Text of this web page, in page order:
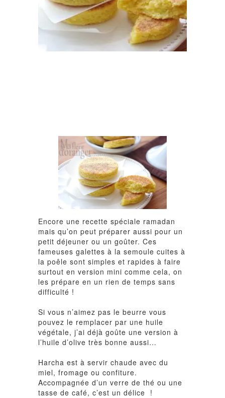
Encore une recette spéciale ramadan
mais qu’on peut préparer aussi pour un
petit déjeuner ou un goûter. Ces
fameuses galettes à la semoule cuites à
la poêle sont simples et rapides à faire
surtout en version mini comme cela, on
les prépare en un rien de temps sans
difficulté !
Si vous n’aimez pas le beurre vous
pouvez le remplacer par une huile
végétale, j’ai déjà goûte une version à
l’huile d’olive très bonne aussi…
Harcha est à servir chaude avec du
miel, fromage ou confiture.
Accompagnée d’un verre de thé ou une
tasse de café, c’est un délice !